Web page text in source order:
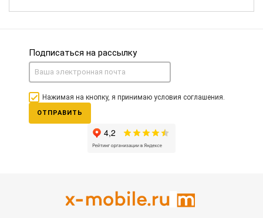
Подписаться на рассылку
Нажимая на кнопку, я принимаю условия соглашения.
ОТПРАВИТЬ